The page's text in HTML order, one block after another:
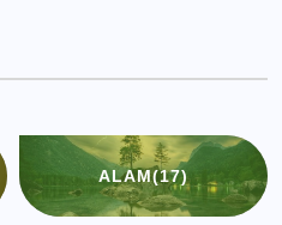
ALAM(17)